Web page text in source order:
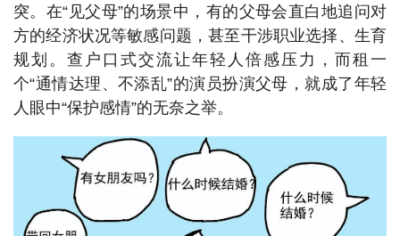
突。在“见父母”的场景中，有的父母会直白地追问对
方的经济状况等敏感问题，甚至干涉职业选择、生育
规划。查户口式交流让年轻人倍感压力，而租一
个“通情达理、不添乱”的演员扮演父母，就成了年轻
人眼中“保护感情”的无奈之举。